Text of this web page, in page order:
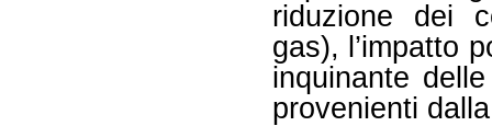
riduzione dei
gas), l’impatto
inquinante
provenienti